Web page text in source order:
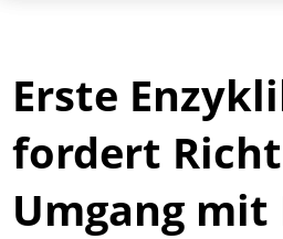
Erste
fordert
Umgang mit